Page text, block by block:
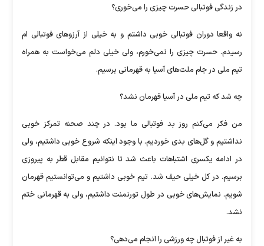
در زندگی فوتبالی حسرت چیزی را می‌خوری؟
نه واقعا دوران فوتبالی خوبی داشتم و به خیلی از آرزو‌های فوتبالی ام
رسیدم. حسرت چیزی را نمی‌خورم، ولی خیلی دلم می‌خواست به همراه
تیم ملی در جام ملت‌های آسیا به قهرمانی برسیم.
چه شد که تیم ملی در آسیا قهرمان نشد؟
من فکر می‌کنم روز بد فوتبالی ما بود. در چند صحنه تمرکز خوبی
نداشتیم و گل‌های بدی خوردیم. با وجود اینکه شروع خوبی داشتیم، ولی
در ادامه یکسری اشتباهات باعث شد تا نتوانیم مقابل قطر به پیروزی
برسیم. در کل خیلی حیف شد. تیم خوبی داشتیم و می‌توانستیم قهرمان
شویم. نمایش‌های خوبی در طول تورنمنت داشتیم، ولی به قهرمانی ختم
نشد.
به غیر از فوتبال چه ورزشی را انجام می‌دهی؟